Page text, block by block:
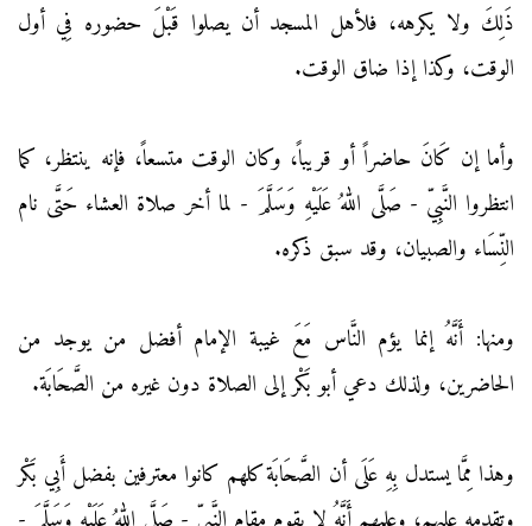
ذَلِكَ ولا يكرهه، فلأهل المسجد أن يصلوا قَبْلَ حضوره فِي أول
الوقت، وكذا إذا ضاق الوقت.
وأما إن كَانَ حاضراً أو قريباً، وكان الوقت متسعاً، فإنه ينتظر، كما
انتظروا النَّبِيّ - صَلَّى اللهُ عَلَيْهِ وَسَلَّمَ - لما أخر صلاة العشاء حَتَّى نام
النِّسَاء والصبيان، وقد سبق ذكره.
ومنها: أَنَّهُ إنما يؤم النَّاس مَعَ غيبة الإمام أفضل من يوجد من
الحاضرين، ولذلك دعي أبو بَكْر إلى الصلاة دون غيره من الصَّحَابَة.
وهذا مِمَّا يستدل بِهِ عَلَى أن الصَّحَابَة كلهم كانوا معترفين بفضل أَبِي بَكْر